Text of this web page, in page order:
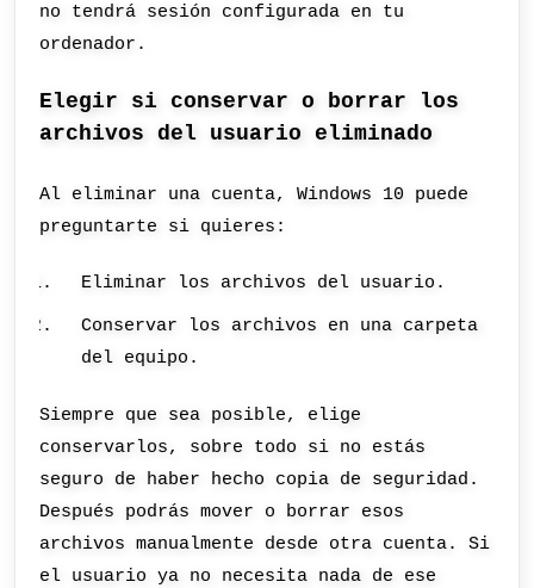
no tendrá sesión configurada en tu
ordenador.
Elegir si conservar o borrar los
archivos del usuario eliminado
Al eliminar una cuenta, Windows 10 puede
preguntarte si quieres:
Eliminar los archivos del usuario.
Conservar los archivos en una carpeta
del equipo.
Siempre que sea posible, elige
conservarlos, sobre todo si no estás
seguro de haber hecho copia de seguridad.
Después podrás mover o borrar esos
archivos manualmente desde otra cuenta. Si
el usuario ya no necesita nada de ese